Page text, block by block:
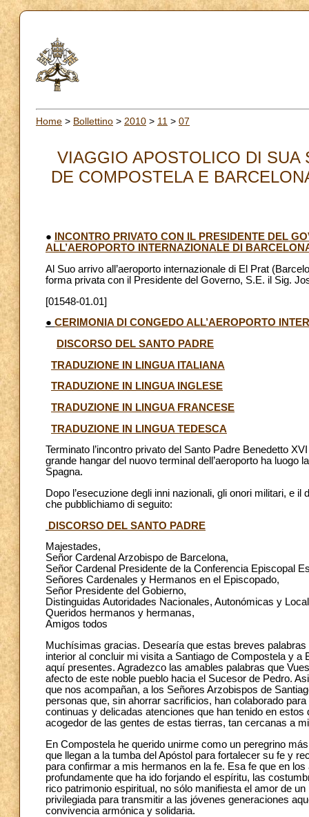
Home > Bollettino > 2010 > 11 > 07
VIAGGIO APOSTOLICO DI
DE COMPOSTELA E
●
INCONTRO PRIVATO CON IL PRESIDENTE DEL
ALL’AEROPORTO INTERNAZIONALE DI
Al Suo arrivo all’aeroporto internazionale di El Prat
forma privata con il Presidente del Governo, S.E. il Sig.
[01548-01.01]
● CERIMONIA DI CONGEDO ALL’AEROPORTO
DISCORSO DEL SANTO PADRE
TRADUZIONE IN LINGUA ITALIANA
TRADUZIONE IN LINGUA INGLESE
TRADUZIONE IN LINGUA FRANCESE
TRADUZIONE IN LINGUA TEDESCA
Terminato l’incontro privato del Santo Padre Benedetto
grande hangar del nuovo terminal dell’aeroporto ha
Spagna.
Dopo l’esecuzione degli inni nazionali, gli onori militari, e
che pubblichiamo di seguito:
DISCORSO DEL SANTO PADRE
Majestades,
Señor Cardenal Arzobispo de Barcelona,
Señor Cardenal Presidente de la Conferencia Episcopal
Señores Cardenales y Hermanos en el Episcopado,
Señor Presidente del Gobierno,
Distinguidas Autoridades Nacionales, Autonómicas y
Queridos hermanos y hermanas,
Amigos todos
Muchísimas gracias. Desearía que estas breves
interior al concluir mi visita a Santiago de Compostela y
aquí presentes. Agradezco las amables palabras que
afecto de este noble pueblo hacia el Sucesor de Pedro.
que nos acompañan, a los Señores Arzobispos de
personas que, sin ahorrar sacrificios, han colaborado
continuas y delicadas atenciones que han tenido en
acogedor de las gentes de estas tierras, tan cercanas a
En Compostela he querido unirme como un peregrino
que llegan a la tumba del Apóstol para fortalecer su fe y
para confirmar a mis hermanos en la fe. Esa fe que en
profundamente que ha ido forjando el espíritu, las
rico patrimonio espiritual, no sólo manifiesta el amor de
privilegiada para transmitir a las jóvenes generaciones
convivencia armónica y solidaria.